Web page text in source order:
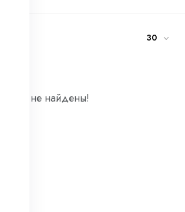
30
Товары не найдены!